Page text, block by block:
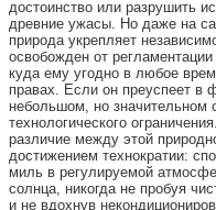
достоинство или разрушить
древние ужасы. Но даже на
природа укрепляет
освобожден от
куда ему угодно в любое
правах. Если он преуспеет в
небольшом, но значительном
технологического
различие между этой
достижением технократии:
миль в регулируемой
солнца, никогда не пробуя
и не вдохнув